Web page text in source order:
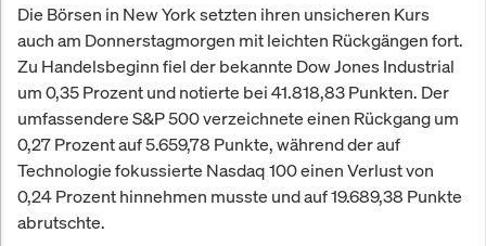
Die Börsen in New York setzten ihren unsicheren Kurs
auch am Donnerstagmorgen mit leichten Rückgängen fort.
Zu Handelsbeginn fiel der bekannte Dow Jones Industrial
um 0,35 Prozent und notierte bei 41.818,83 Punkten. Der
umfassendere S&P 500 verzeichnete einen Rückgang um
0,27 Prozent auf 5.659,78 Punkte, während der auf
Technologie fokussierte Nasdaq 100 einen Verlust von
0,24 Prozent hinnehmen musste und auf 19.689,38 Punkte
abrutschte.